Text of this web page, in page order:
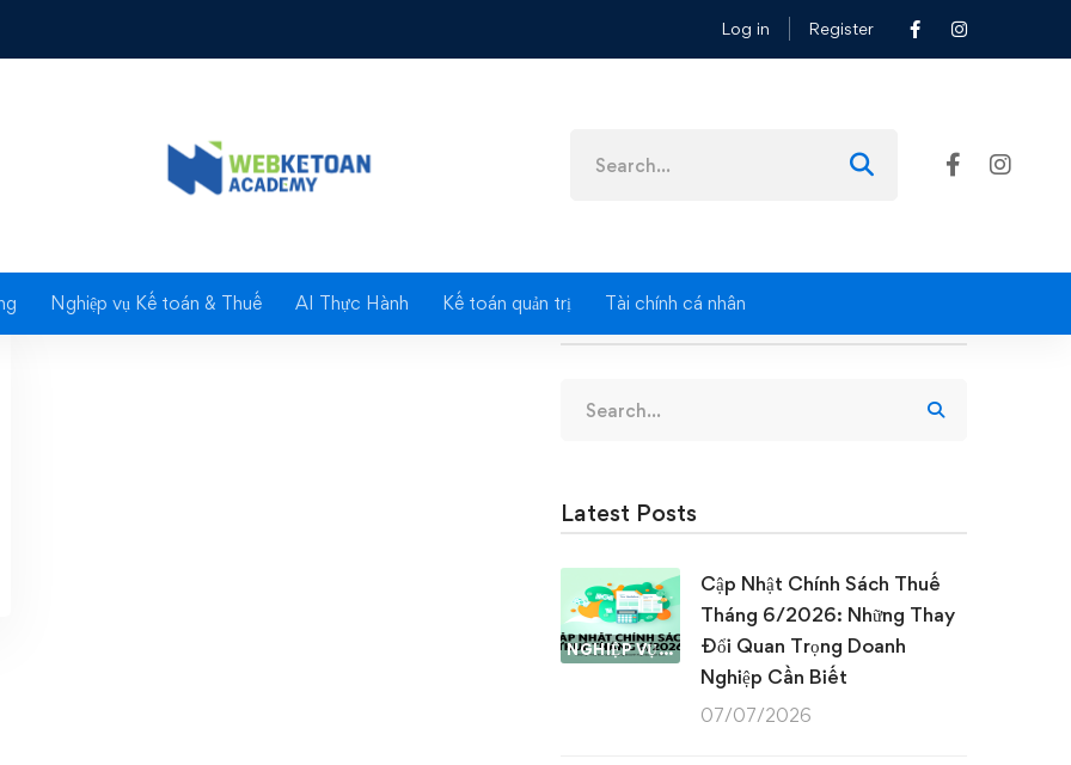
Log in Register
for:
Nghiệp vụ Kế toán & Thuế AI Thực Hành Kế toán quản trị Tài chính cá nhân
for:
Latest Posts
NGHIỆP VỤ KẾ TOÁN & THUẾ
Cập Nhật Chính Sách Thuế
Tháng 6/2026: Những Thay
Đổi Quan Trọng Doanh
Nghiệp Cần Biết
07/07/2026